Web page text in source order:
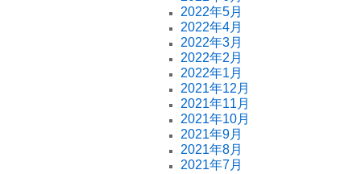
2022年5月
2022年4月
2022年3月
2022年2月
2022年1月
2021年12月
2021年11月
2021年10月
2021年9月
2021年8月
2021年7月